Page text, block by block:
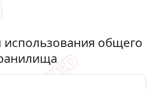
использования общего